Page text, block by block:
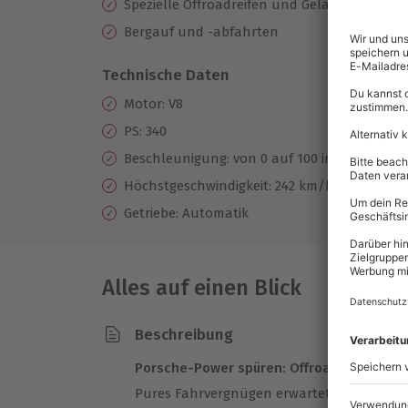
Spezielle Offroadreifen und Geländefahrwerk
Bergauf und -abfahrten
Technische Daten
Motor: V8
PS: 340
Beschleunigung: von 0 auf 100 in 7
Höchstgeschwindigkeit: 242 km/h
Getriebe: Automatik
Alles auf einen Blick
Beschreibung
Porsche-Power spüren: Offroad-Spaß in
Pures Fahrvergnügen erwartet Dich bei